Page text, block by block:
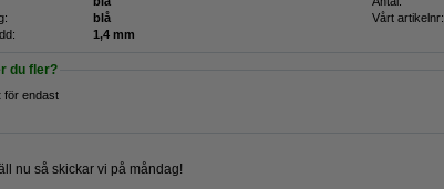
blå Vårt artikelnr:
1,4 mm
du fler?
för endast
nu så skickar vi på måndag!